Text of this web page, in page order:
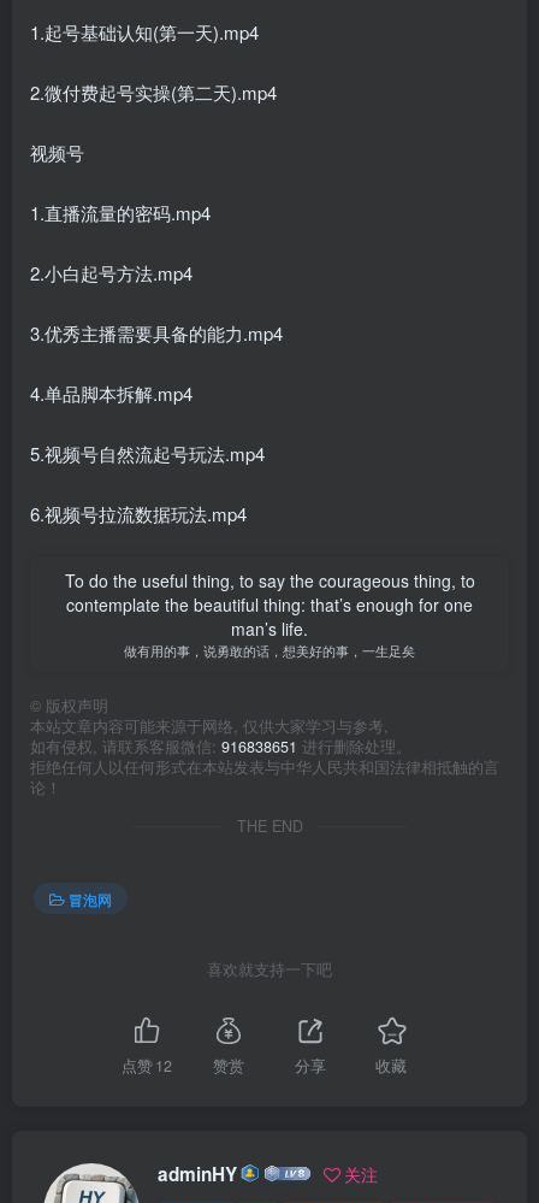
1.起号基础认知(第一天).mp4
2.微付费起号实操(第二天).mp4
视频号
1.直播流量的密码.mp4
2.小白起号方法.mp4
3.优秀主播需要具备的能力.mp4
4.单品脚本拆解.mp4
5.视频号自然流起号玩法.mp4
6.视频号拉流数据玩法.mp4
To do the useful thing, to say the courageous thing, to
contemplate the beautiful thing: that’s enough for one
man’s life.
做有用的事，说勇敢的话，想美好的事，一生足矣
© 版权声明
本站文章内容可能来源于网络, 仅供大家学习与参考,
如有侵权, 请联系客服微信: 916838651 进行删除处理。
拒绝任何人以任何形式在本站发表与中华人民共和国法律相抵触的言
论！
THE END
冒泡网
喜欢就支持一下吧
点赞12 赞赏 分享 收藏
adminHY 关注